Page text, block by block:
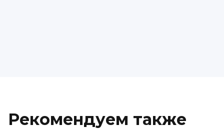
Рекомендуем также